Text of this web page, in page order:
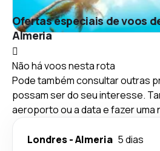
Ofertas especiais de voos
Almeria
Não há voos nesta rota
Pode também consultar outras
possam ser do seu interesse.
aeroporto ou a data e fazer uma
Londres-Almeria 5 dias